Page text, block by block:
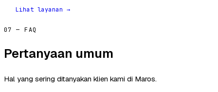
Lihat layanan →
07 — FAQ
Pertanyaan umum
Hal yang sering ditanyakan klien kami di Maros.